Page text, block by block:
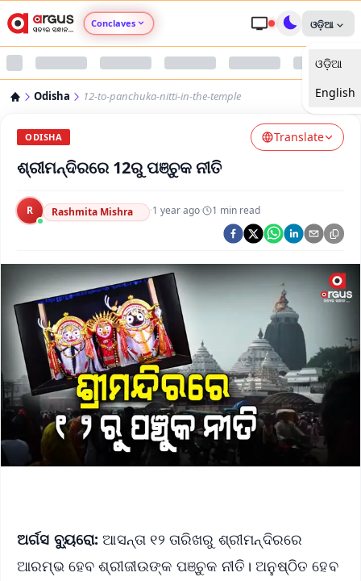
Conclaves
Argus Swaad Odisha
Argus Chalo Dekhein Apna Desh
ଓଡ଼ିଆ
ଓଡ଼ିଆ
English
Odisha 12-to-panchuka-nitti-in-the-temple
ODISHA Translate
ଶ୍ରୀମନ୍ଦିରରେ 12ରୁ ପଞ୍ଚୁକ ନୀତି
R Rashmita Mishra ·1 year ago· 1 min read
ଅର୍ଗସ ବ୍ୟୁରୋ:ଆସନ୍ତା ୧୨ ତାରିଖରୁ ଶ୍ରୀମନ୍ଦିରରେ
ଆରମ୍ଭ ହେବ ଶ୍ରୀଜୀଉଙ୍କ ପଞ୍ଚୁକ ନୀତି। ଅନୁଷ୍ଠିତ ହେବ